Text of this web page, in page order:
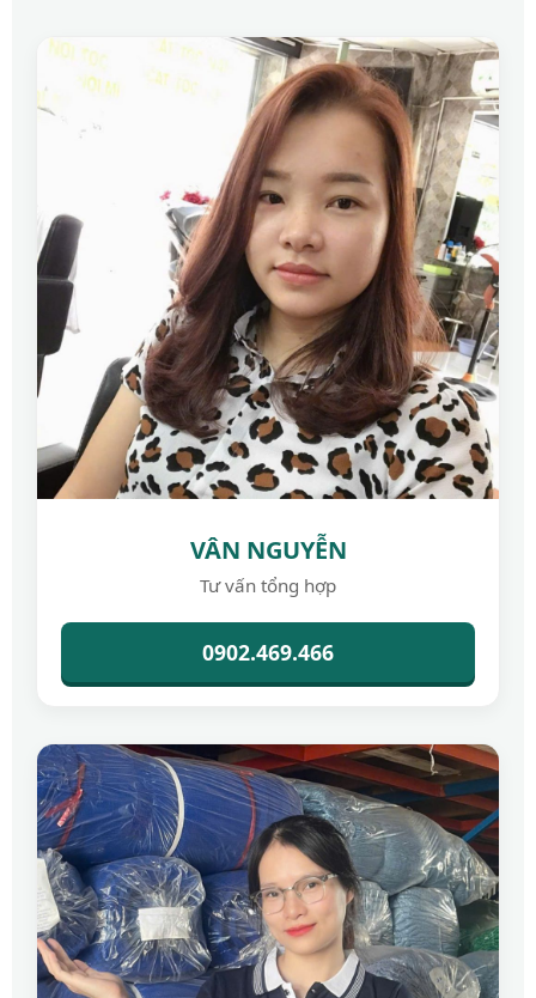
VÂN NGUYỄN
Tư vấn tổng hợp
0902.469.466